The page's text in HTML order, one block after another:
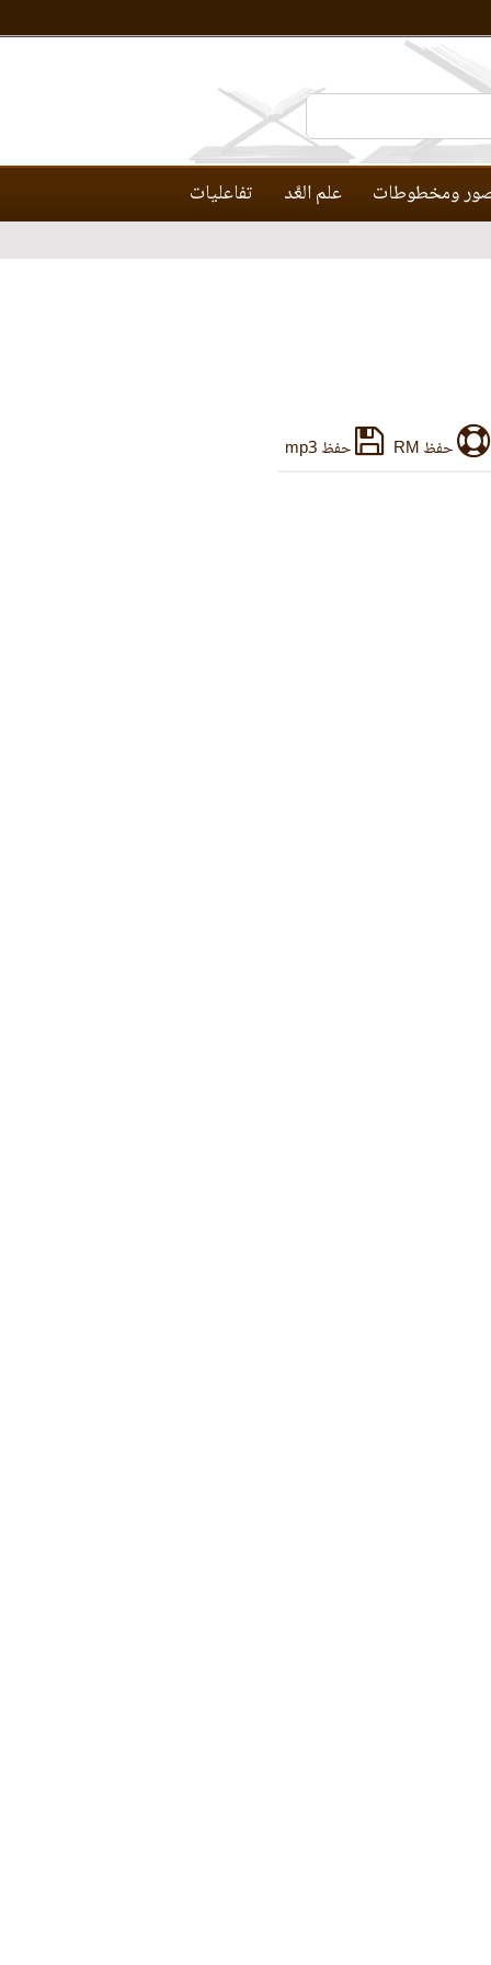
ومخطوطات علم العَّد تفاعليات
حفظ RM حفظ mp3